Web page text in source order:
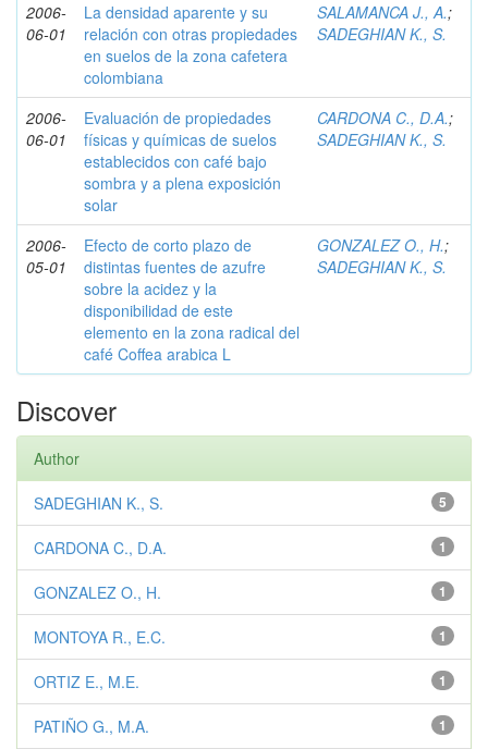
2006-
06-01
La densidad aparente y su
relación con otras propiedades
en suelos de la zona cafetera
colombiana
SALAMANCA J., A.;
SADEGHIAN K., S.
2006-
06-01
Evaluación de propiedades
físicas y químicas de suelos
establecidos con café bajo
sombra y a plena exposición
solar
CARDONA C., D.A.;
SADEGHIAN K., S.
2006-
05-01
Efecto de corto plazo de
distintas fuentes de azufre
sobre la acidez y la
disponibilidad de este
elemento en la zona radical del
café Coffea arabica L
GONZALEZ O., H.;
SADEGHIAN K., S.
Discover
Author
5
SADEGHIAN K., S.
1
CARDONA C., D.A.
1
GONZALEZ O., H.
1
MONTOYA R., E.C.
1
ORTIZ E., M.E.
1
PATIÑO G., M.A.